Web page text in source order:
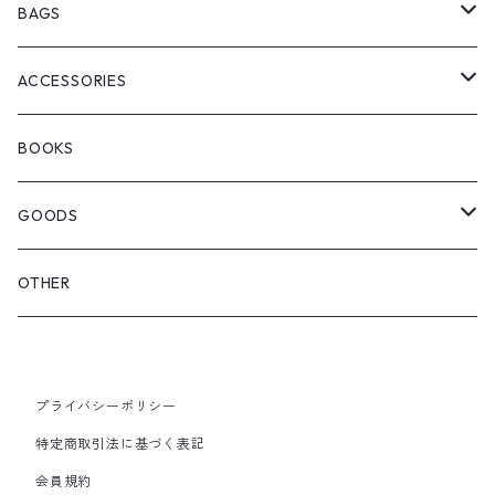
ChaosFissingClubxALLMOSTBLACK
WOODBLOCK
SEDAN ALL-PURPOSE
KICKS
BOOTS
BAGS
BACKPACK
SHOULDER
OTHER BAGS
ACCESSORIES
EYE WEAR
CAP&HAT
GLOVES&SCARF
SHOULDER
SMALL BAG
BOOKS
GOODS
TOY
PINS& PINBACK
SOX
OTHER
プライバシーポリシー
特定商取引法に基づく表記
会員規約